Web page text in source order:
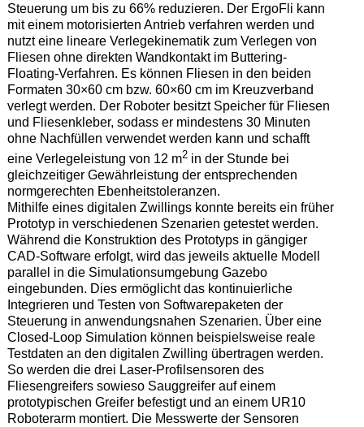
Steuerung um bis zu 66% reduzieren. Der ErgoFli kann
mit einem motorisierten Antrieb verfahren werden und
nutzt eine lineare Verlegekinematik zum Verlegen von
Fliesen ohne direkten Wandkontakt im Buttering-
Floating-Verfahren. Es können Fliesen in den beiden
Formaten 30×60 cm bzw. 60×60 cm im Kreuzverband
verlegt werden. Der Roboter besitzt Speicher für Fliesen
und Fliesenkleber, sodass er mindestens 30 Minuten
ohne Nachfüllen verwendet werden kann und schafft
eine Verlegeleistung von 12 m2in der Stunde bei
gleichzeitiger Gewährleistung der entsprechenden
normgerechten Ebenheitstoleranzen.
Mithilfe eines digitalen Zwillings konnte bereits ein früher
Prototyp in verschiedenen Szenarien getestet werden.
Während die Konstruktion des Prototyps in gängiger
CAD-Software erfolgt, wird das jeweils aktuelle Modell
parallel in die Simulationsumgebung Gazebo
eingebunden. Dies ermöglicht das kontinuierliche
Integrieren und Testen von Softwarepaketen der
Steuerung in anwendungsnahen Szenarien. Über eine
Closed-Loop Simulation können beispielsweise reale
Testdaten an den digitalen Zwilling übertragen werden.
So werden die drei Laser-Profilsensoren des
Fliesengreifers sowieso Sauggreifer auf einem
prototypischen Greifer befestigt und an einem UR10
Roboterarm montiert. Die Messwerte der Sensoren